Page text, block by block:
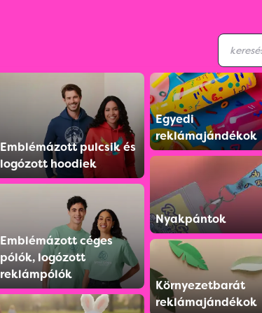
Emblémázott pulcsik és
logózott hoodiek
Emblémázott céges
pólók, logózott
reklámpólók
Egyedi
reklámajándékok
Nyakpántok
Környezetbarát
reklámajándékok
1333914
Fém
gyűrűvel
Fém golyóstoll három
tollbetéttel.
Színválaszték: